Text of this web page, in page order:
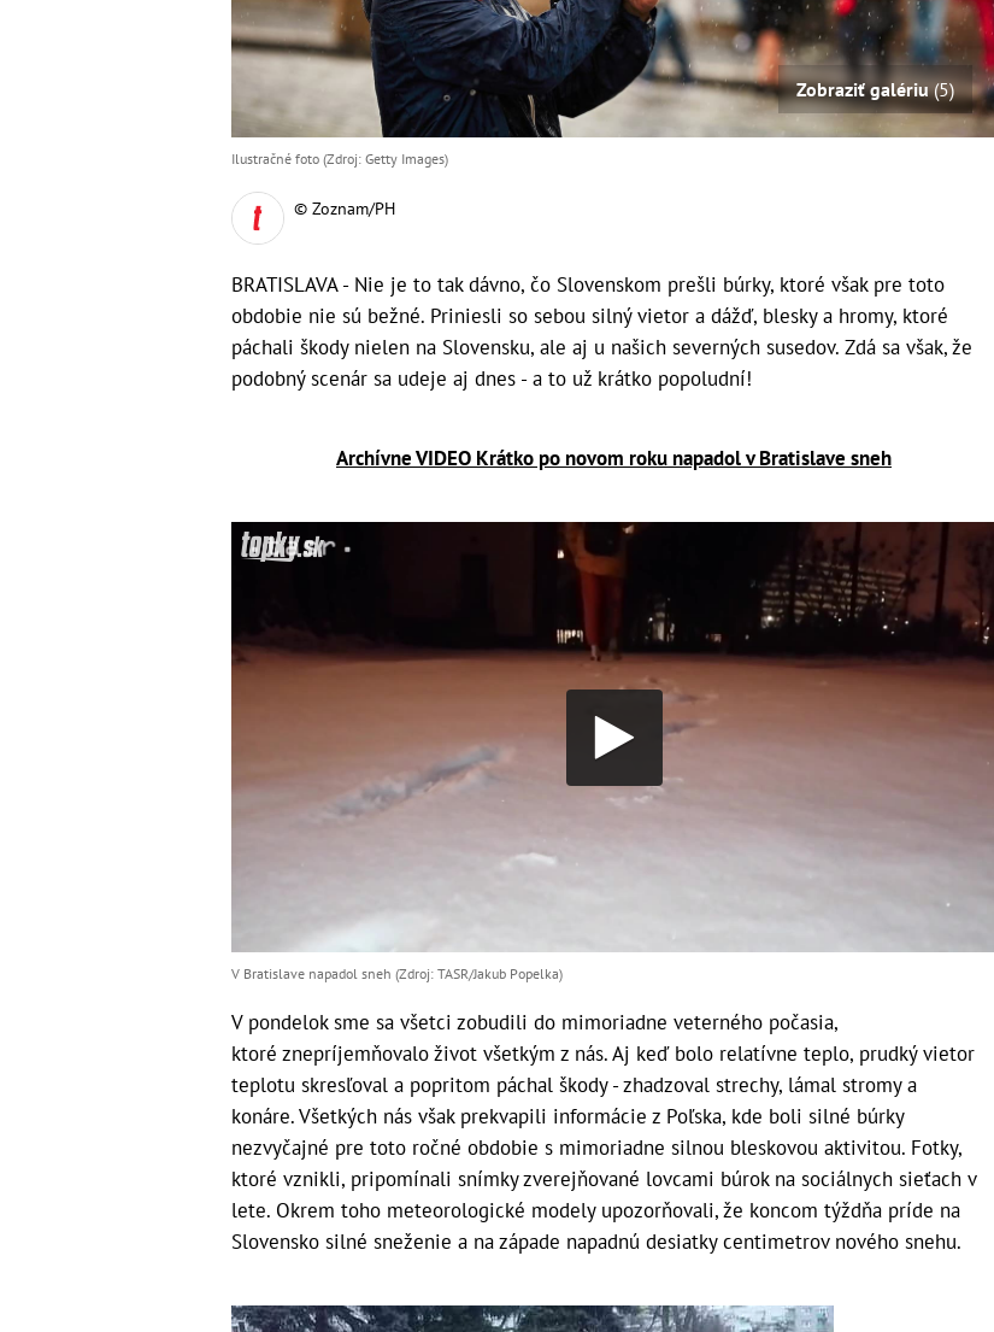
Zobraziť galériu(5)
Ilustračné foto (Zdroj: Getty Images)
© Zoznam/PH
BRATISLAVA - Nie je to tak dávno, čo Slovenskom prešli búrky, ktoré však pre toto
obdobie nie sú bežné. Priniesli so sebou silný vietor a dážď, blesky a hromy, ktoré
páchali škody nielen na Slovensku, ale aj u našich severných susedov. Zdá sa však, že
podobný scenár sa udeje aj dnes - a to už krátko popoludní!
Archívne VIDEO Krátko po novom roku napadol v Bratislave sneh
V Bratislave napadol sneh (Zdroj: TASR/Jakub Popelka)
V pondelok sme sa všetci zobudili do mimoriadne veterného počasia,
ktoré znepríjemňovalo život všetkým z nás. Aj keď bolo relatívne teplo, prudký vietor
teplotu skresľoval a popritom páchal škody - zhadzoval strechy, lámal stromy a
konáre. Všetkých nás však prekvapili informácie z Poľska, kde boli silné búrky
nezvyčajné pre toto ročné obdobie s mimoriadne silnou bleskovou aktivitou. Fotky,
ktoré vznikli, pripomínali snímky zverejňované lovcami búrok na sociálnych sieťach v
lete. Okrem toho meteorologické modely upozorňovali, že koncom týždňa príde na
Slovensko silné sneženie a na západe napadnú desiatky centimetrov nového snehu.